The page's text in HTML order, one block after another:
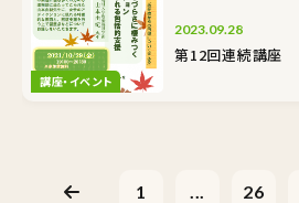
講座・イベント
2023.09.28
第12回連続講座
1 ... 26